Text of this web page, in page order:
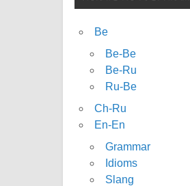
Be
Be-Be
Be-Ru
Ru-Be
Ch-Ru
En-En
Grammar
Idioms
Slang